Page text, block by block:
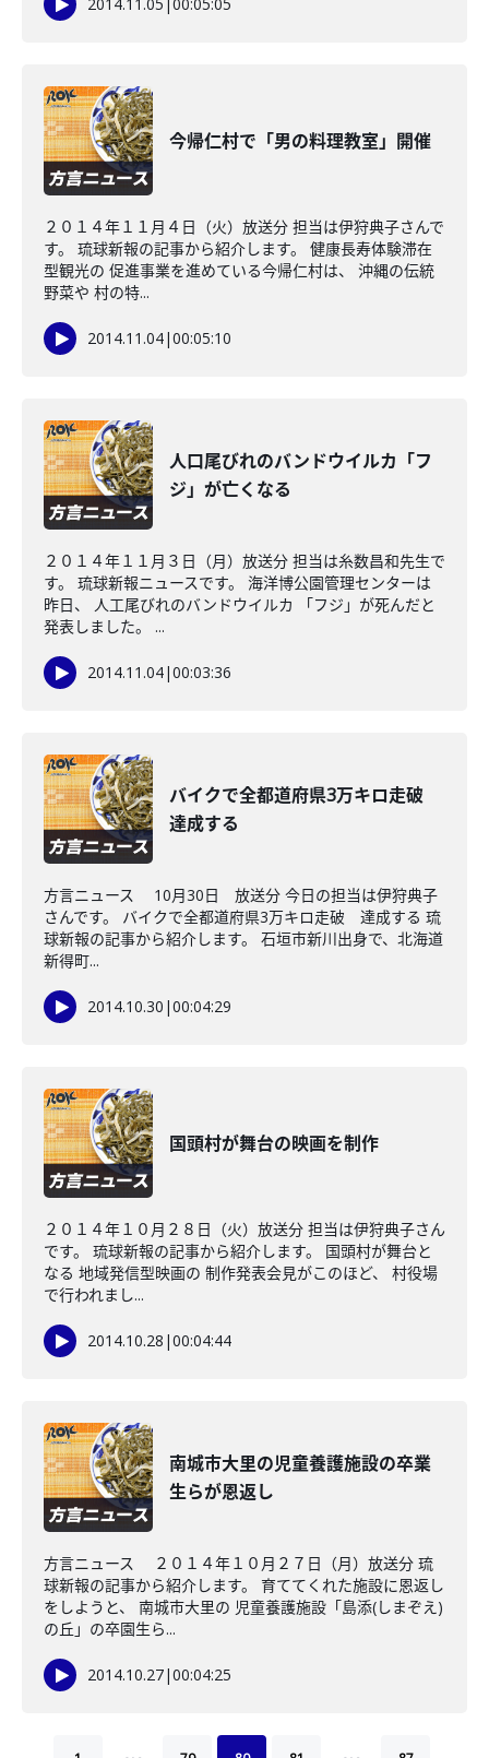
今帰仁村で「男の料理教室」開催
２０１４年１１月４日（火）放送分 担当は伊狩典子さんで
す。 琉球新報の記事から紹介します。 健康長寿体験滞在
型観光の 促進事業を進めている今帰仁村は、 沖縄の伝統
野菜や 村の特...
2014.11.04|00:05:10
人口尾びれのバンドウイルカ「フ
ジ」が亡くなる
２０１４年１１月３日（月）放送分 担当は糸数昌和先生で
す。 琉球新報ニュースです。 海洋博公園管理センターは
昨日、 人工尾びれのバンドウイルカ 「フジ」が死んだと
発表しました。 ...
2014.11.04|00:03:36
バイクで全都道府県3万キロ走破
達成する
方言ニュース 10月30日 放送分 今日の担当は伊狩典子
さんです。 バイクで全都道府県3万キロ走破 達成する 琉
球新報の記事から紹介します。 石垣市新川出身で、北海道
新得町...
2014.10.30 |00:04:29
国頭村が舞台の映画を制作
２０１４年１０月２８日（火）放送分 担当は伊狩典子さん
です。 琉球新報の記事から紹介します。 国頭村が舞台と
なる 地域発信型映画の 制作発表会見がこのほど、 村役場
で行われまし...
2014.10.28 |00:04:44
南城市大里の児童養護施設の卒業
生らが恩返し
方言ニュース ２０１４年１０月２７日（月）放送分 琉
球新報の記事から紹介します。 育ててくれた施設に恩返し
をしようと、 南城市大里の 児童養護施設「島添(しまぞえ)
の丘」の卒園生ら...
2014.10.27|00:04:25
… …